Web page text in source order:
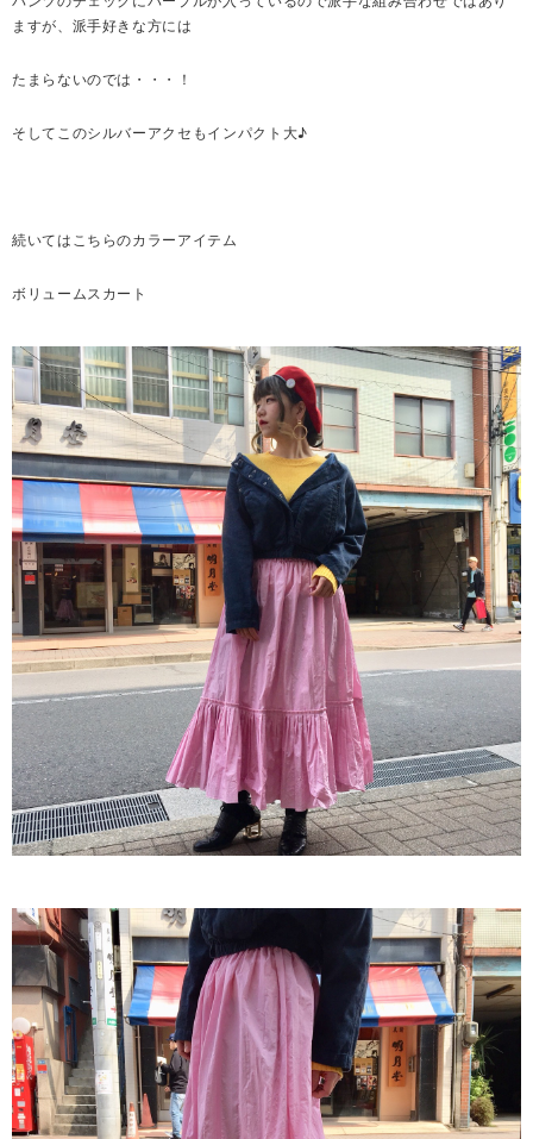
ますが、派手好きな方には
たまらないのでは・・・！
そしてこのシルバーアクセもインパクト大♪
続いてはこちらのカラーアイテム
ボリュームスカート